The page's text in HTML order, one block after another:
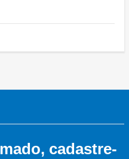
cadastre-